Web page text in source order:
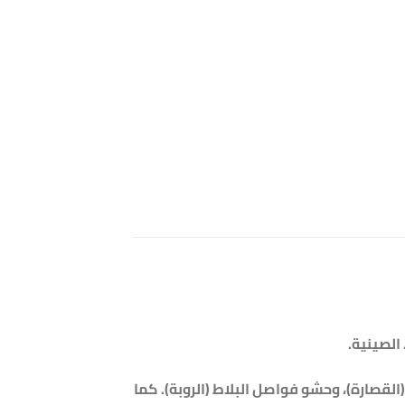
وحشو فواصل البلاط (الروبة). كما